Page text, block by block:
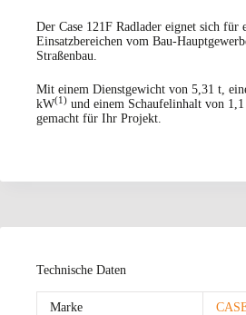
Der Case 121F Radlader eignet sich für
Einsatzbereichen vom Bau-
Straßenbau.
Mit einem Dienstgewicht von 5,31 t,
kW(1) und einem Schaufelinhalt von 1,1
gemacht für Ihr Projekt.
Technische Daten
Marke